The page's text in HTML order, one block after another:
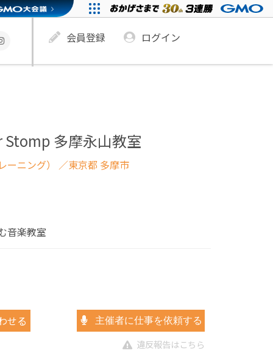
会員登録 ログイン
Stomp 多摩永山教室
ニング） ／東京都 多摩市
音楽教室
せる 主催者に仕事を依頼する
違反報告はこちら